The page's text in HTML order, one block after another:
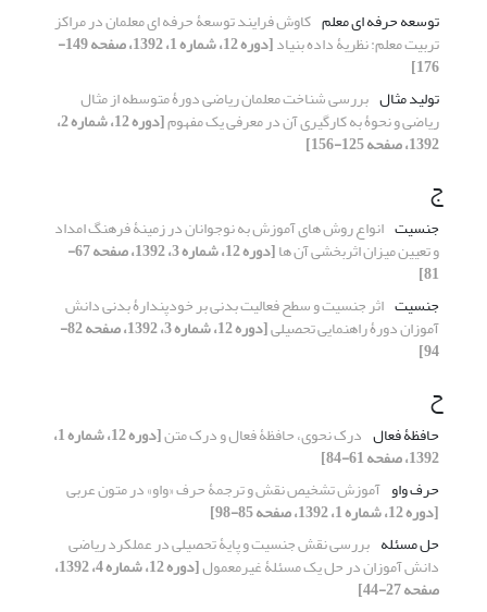
توسعه حرفه ای معلم کاوش فرایند توسعۀ حرفه ای معلمان در مراکز
تربیت معلم: نظریۀ داده بنیاد [دوره 12، شماره 1، 1392، صفحه 149-
176]
تولید مثال بررسی شناخت معلمان ریاضی دورۀ متوسطه از مثال
ریاضی و نحوۀ به کارگیری آن در معرفی یک مفهوم [دوره 12، شماره 2،
1392، صفحه 125-156]
ج
جنسیت انواع روش های آموزش به نوجوانان در زمینۀ فرهنگ امداد
و تعیین میزان اثربخشی آن ها [دوره 12، شماره 3، 1392، صفحه 67-
81]
جنسیت اثر جنسیت و سطح فعالیت بدنی بر خودپندارۀ بدنی دانش
آموزان دورۀ راهنمایی تحصیلی [دوره 12، شماره 3، 1392، صفحه 82-
94]
ح
حافظۀ فعال درک نحوی، حافظۀ فعال و درک متن [دوره 12، شماره 1،
1392، صفحه 61-84]
حرف واو آموزش تشخیص نقش و ترجمۀ حرف «واو» در متون عربی
[دوره 12، شماره 1، 1392، صفحه 85-98]
حل مسئله بررسی نقش جنسیت و پایۀ تحصیلی در عملکرد ریاضی
دانش آموزان در حل یک مسئلۀ غیرمعمول [دوره 12، شماره 4، 1392،
صفحه 27-44]